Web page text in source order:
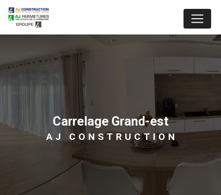
carrelage Grand-est
AJ CONSTRUCTION
Panneau de gestion des cookies